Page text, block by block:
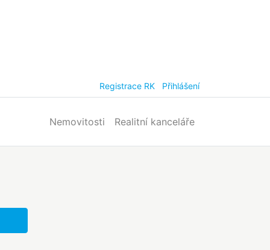
Registrace RK Přihlášení
Nemovitosti Realitní kanceláře